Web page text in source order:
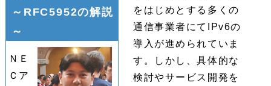
～RFC5952の解説
～
ＮＥ
Ｃア
をはじめとする多くの
通信事業者にてIPv6の
導入が進められていま
す。しかし、具体的な
検討やサービス開発を